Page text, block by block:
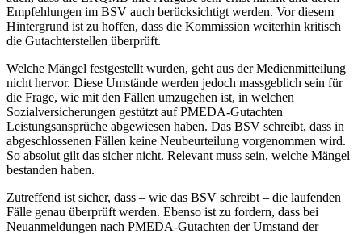
Empfehlungen im BSV auch berücksichtigt werden. Vor diesem
Hintergrund ist zu hoffen, dass die Kommission weiterhin kritisch
die Gutachterstellen überprüft.
Welche Mängel festgestellt wurden, geht aus der Medienmitteilung
nicht hervor. Diese Umstände werden jedoch massgeblich sein für
die Frage, wie mit den Fällen umzugehen ist, in welchen
Sozialversicherungen gestützt auf PMEDA-Gutachten
Leistungsansprüche abgewiesen haben. Das BSV schreibt, dass in
abgeschlossenen Fällen keine Neubeurteilung vorgenommen wird.
So absolut gilt das sicher nicht. Relevant muss sein, welche Mängel
bestanden haben.
Zutreffend ist sicher, dass – wie das BSV schreibt – die laufenden
Fälle genau überprüft werden. Ebenso ist zu fordern, dass bei
Neuanmeldungen nach PMEDA-Gutachten der Umstand der